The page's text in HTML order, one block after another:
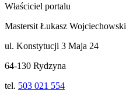
Właściciel portalu
Mastersit Łukasz Wojciechowski
ul. Konstytucji 3 Maja 24
64-130 Rydzyna
tel. 503 021 554